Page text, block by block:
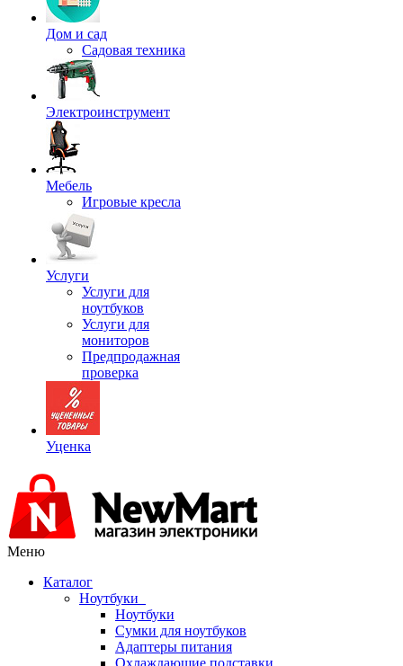
Дом и сад
Садовая техника
Электроинструмент
Мебель
Игровые кресла
Услуги
Услуги для
ноутбуков
Услуги для
мониторов
Предпродажная
проверка
Уценка
Меню
Каталог
Ноутбуки
Ноутбуки
Сумки для ноутбуков
Адаптеры питания
Охлаждающие подставки